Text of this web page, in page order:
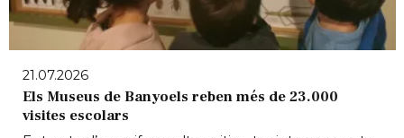
21.07.2026
Els Museus de Banyoels reben més de 23.000
visites escolars